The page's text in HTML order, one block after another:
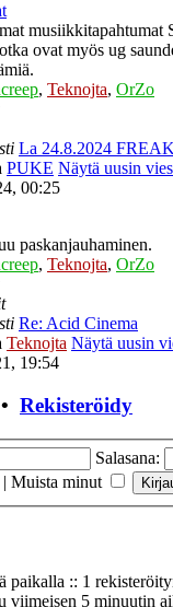
musiikkitapahtumat
ovat myös ug
, Teknojta, OrZo
La 24.8.2024
PUKE Näytä uusin
00:25
paskanjauhaminen.
, Teknojta, OrZo
Re: Acid Cinema
Teknojta Näytä uusin
19:54
• Rekisteröidy
Salasana:
| Muista minut
paikalla :: 1
viimeisen 5 minuutin